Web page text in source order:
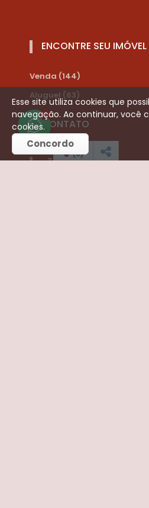
ENCONTRE SEU IMÓVEL
Venda (144)
Aluguel (63)
CONTATO
Telefone:
1
(0)
Esse site utiliza cookies que
navegação. Ao continuar, você
cookies.
Concordo